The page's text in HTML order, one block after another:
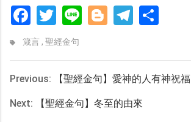
FacebookTwitter Line Blogger Telegram
箴言 , 聖經金句
Previous: 【聖經金句】愛神的人有神祝福
Next: 【聖經金句】冬至的由來